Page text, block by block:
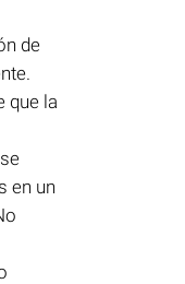
de
que la
en un